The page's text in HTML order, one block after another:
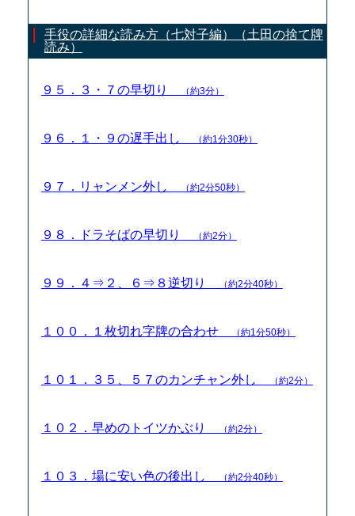
手役の詳細な読み方（七対子編）（土田の捨て牌
読み）
９５．３・７の早切り （約3分）
９６．１・９の遅手出し （約1分30秒）
９７．リャンメン外し （約2分50秒）
９８．ドラそばの早切り （約2分）
９９．４⇒２、６⇒８逆切り （約2分40秒）
１００．１枚切れ字牌の合わせ （約1分50秒）
１０１．３５、５７のカンチャン外し （約2分）
１０２．早めのトイツかぶり （約2分）
１０３．場に安い色の後出し （約2分40秒）